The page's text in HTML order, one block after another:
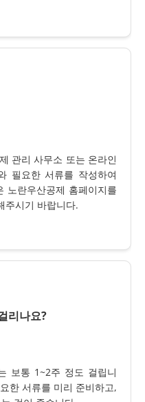
관리 사무소 또는 온라인
필요한 서류를 작성하여
노란우산공제 홈페이지를
주시기 바랍니다.
리나요?
보통 1~2주 정도 걸립니
한 서류를 미리 준비하고,